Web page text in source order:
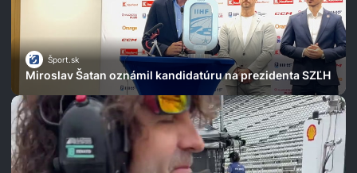
Šport.sk
Miroslav Šatan oznámil kandidatúru na prezidenta SZĽH